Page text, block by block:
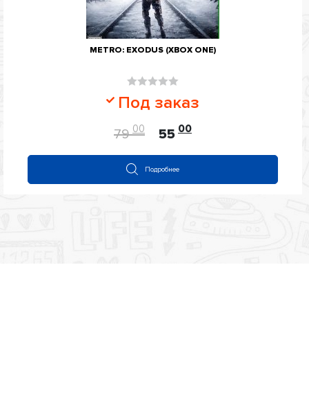
METRO: EXODUS (XBOX ONE)
Оценка
0
из
5
Под заказ
79 00 55 00
Подробнее